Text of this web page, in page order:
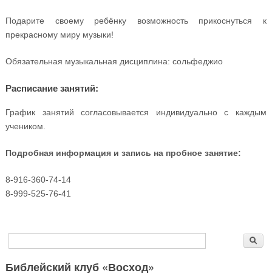
Подарите своему ребёнку возможность прикоснуться к
прекрасному миру музыки!
Обязательная музыкальная дисциплина: сольфеджио
Расписание занятий:
График занятий согласовывается индивидуально с каждым
учеником.
Подробная информация и запись на пробное занятие:
8-916-360-74-14
8-999-525-76-41
Форма поиска
Библейский клуб «Восход»